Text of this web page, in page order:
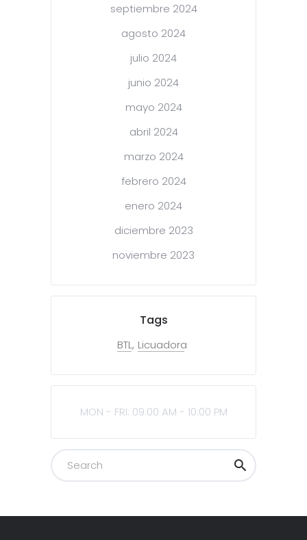
septiembre 2024
agosto 2024
julio 2024
junio 2024
mayo 2024
abril 2024
marzo 2024
febrero 2024
enero 2024
diciembre 2023
noviembre 2023
Tags
BTL Licuadora
MON - FRI: 09:00 AM - 10:00 PM